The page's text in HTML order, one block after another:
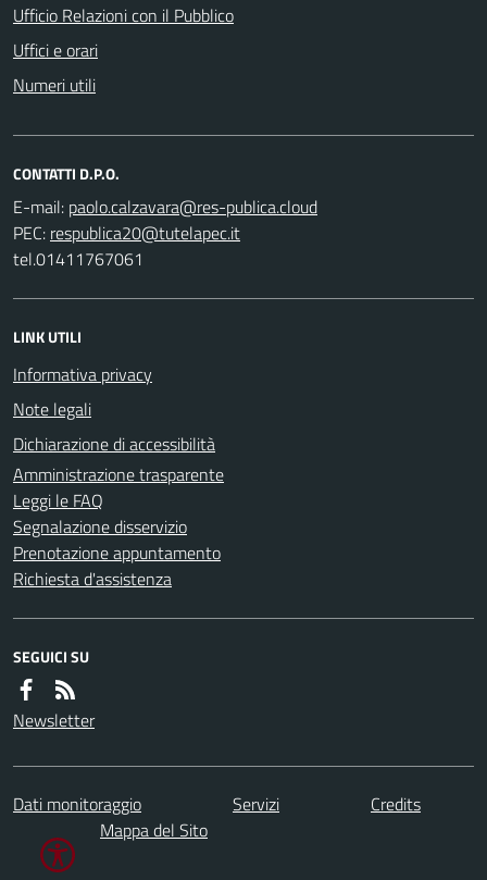
Ufficio Relazioni con il Pubblico
Uffici e orari
Numeri utili
CONTATTI D.P.O.
E-mail:
PEC:
tel.01411767061
LINK UTILI
Informativa privacy
Note legali
Dichiarazione di accessibilità
Amministrazione trasparente
Leggi le FAQ
Segnalazione disservizio
Prenotazione appuntamento
Richiesta d'assistenza
SEGUICI SU
Newsletter
Dati monitoraggio Servizi
Credits
Mappa del Sito